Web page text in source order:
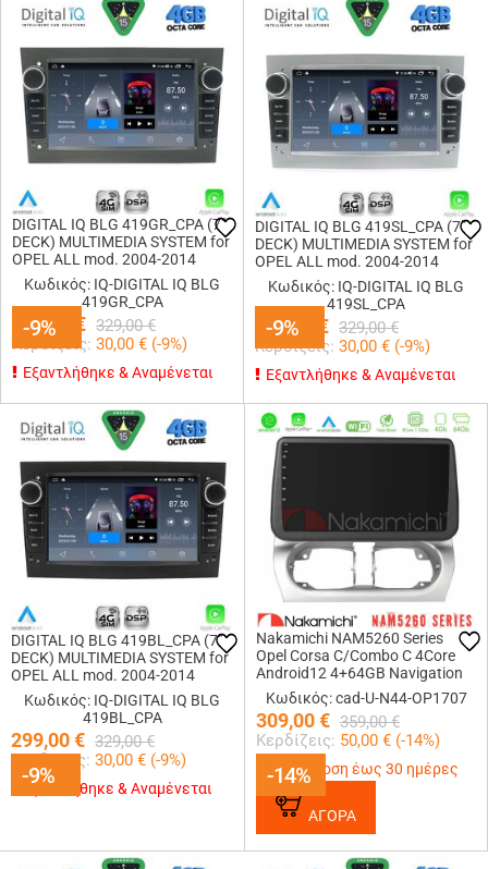
-9%
DIGITAL IQ BLG 419GR_CPA (7"
DECK) MULTIMEDIA SYSTEM for
OPEL ALL mod. 2004-2014
(GREY)
Κωδικός: IQ-DIGITAL IQ BLG
419GR_CPA
299,00 € 329,00 €
Κερδίζεις: 30,00 € (-9%)
-9%
Εξαντλήθηκε & Αναμένεται
-9%
DIGITAL IQ BLG 419SL_CPA (7"
DECK) MULTIMEDIA SYSTEM for
OPEL ALL mod. 2004-2014
(SILVER)
Κωδικός: IQ-DIGITAL IQ BLG
419SL_CPA
299,00 € 329,00 €
Κερδίζεις: 30,00 € (-9%)
-9%
Εξαντλήθηκε & Αναμένεται
-9%
DIGITAL IQ BLG 419BL_CPA (7"
DECK) MULTIMEDIA SYSTEM for
OPEL ALL mod. 2004-2014
(GLOSS BLACK)
Κωδικός: IQ-DIGITAL IQ BLG
419BL_CPA
299,00€ 329,00 €
Κερδίζεις: 30,00 € (-9%)
-9%
Εξαντλήθηκε & Αναμένεται -14%
Nakamichi NAM5260 Series
Opel Corsa C/Combo C 4Core
Android12 4+64GB Navigation
Multimedia Tablet 9″ Με Carplay
&amp; Android Auto
Κωδικός: cad-U-N44-OP1707
309,00€ 359,00 €
Κερδίζεις: 50,00 € (-14%)
-14%
Παράδοση έως 30 ημέρες
ΑΓΟΡΑ